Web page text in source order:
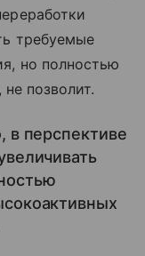
требуемые
но полностью
не позволит.
в перспективе